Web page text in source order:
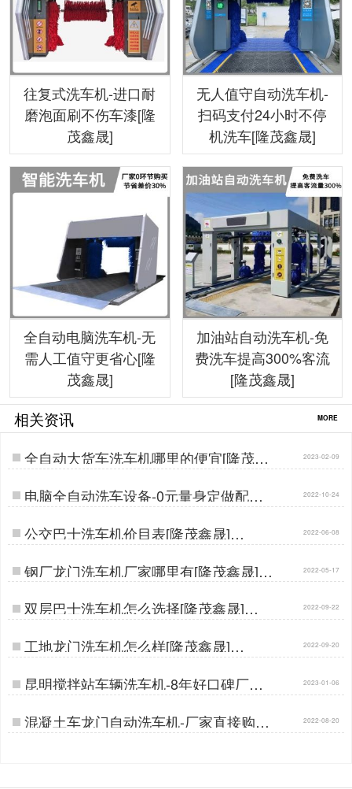
往复式洗车机-进口耐
磨泡面刷不伤车漆[隆
茂鑫晟]
无人值守自动洗车机-
扫码支付24小时不停
机洗车[隆茂鑫晟]
全自动电脑洗车机-无
需人工值守更省心[隆
茂鑫晟]
加油站自动洗车机-免
费洗车提高300%客流
[隆茂鑫晟]
相关资讯 MORE
全自动大货车洗车机哪里的便宜[隆茂鑫
晟]…
2023-02-09
电脑全自动洗车设备-0元量身定做配置
[隆茂鑫晟]…
2022-10-24
公交巴士洗车机价目表[隆茂鑫晟]… 2022-06-08
钢厂龙门洗车机厂家哪里有[隆茂鑫晟]… 2022-05-17
双层巴士洗车机怎么选择[隆茂鑫晟]… 2022-09-22
工地龙门洗车机怎么样[隆茂鑫晟]… 2022-09-20
昆明搅拌站车辆洗车机-8年好口碑厂家
支持定制[隆茂鑫晟]…
2023-01-06
混凝土车龙门自动洗车机-厂家直接购买
更实惠[隆茂鑫晟]…
2022-08-20